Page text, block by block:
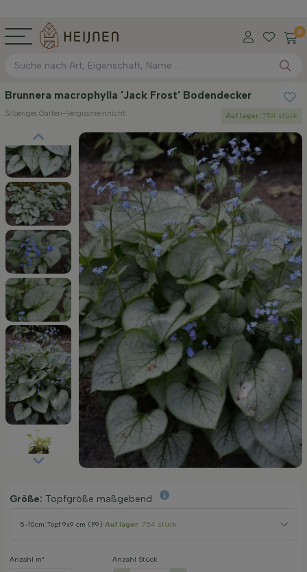
0
Brunnera macrophylla 'Jack Frost' Bodendecker
Silberiges Garten-Vergissmeinnicht Auf lager: 754 stück
Größe: Topfgröße maßgebend
5-10cm Topf 9x9 cm (P9) Auf lager: 754 stück
Anzahl m² Anzahl Stück